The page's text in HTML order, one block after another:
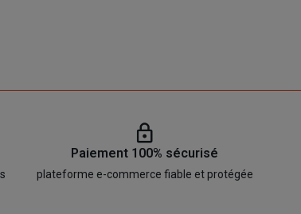
Paiement 100% sécurisé
plateforme e-commerce fiable et protégée